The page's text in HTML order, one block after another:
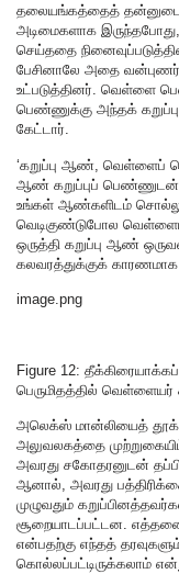
தலையங்கத்தைத் தன்னுடைய
அடிமைகளாக
செய்ததை
பேசினாலே அதை
உட்படுத்தினர். வெள்ளை
பெண்ணுக்கு அந்தக்
கேட்டார்.
‘கறுப்பு ஆண், வெள்ளைப்
ஆண் கறுப்புப் பெண்ணுடன்
உங்கள் ஆண்களிடம்
வெடிகுண்டுபோல
ஒருத்தி கறுப்பு ஆண்
கலவரத்துக்குக்
image.png
Figure 12:
பெருமிதத்தில் வெள்ளையர்
அலெக்ஸ் மான்லியைத்
அலுவலகத்தை
அவரது சகோதரனுடன்
ஆனால், அவரது
முழுவதும்
சூறையாடப்பட்டன.
என்பதற்கு எந்தத்
கொல்லப்பட்டிருக்கலாம்